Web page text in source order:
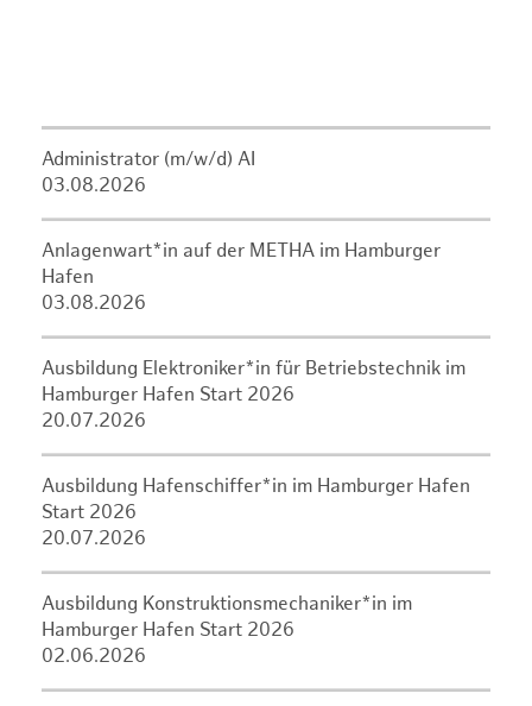
Administrator (m/w/d) AI
03.08.2026
Anlagenwart*in auf der METHA im Hamburger
Hafen
03.08.2026
Ausbildung Elektroniker*in für Betriebstechnik im
Hamburger Hafen Start 2026
20.07.2026
Ausbildung Hafenschiffer*in im Hamburger Hafen
Start 2026
20.07.2026
Ausbildung Konstruktionsmechaniker*in im
Hamburger Hafen Start 2026
02.06.2026